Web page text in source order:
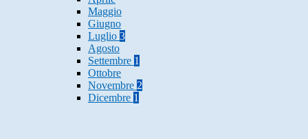
Maggio
Giugno
Luglio 3
Agosto
Settembre 1
Ottobre
Novembre 2
Dicembre 1